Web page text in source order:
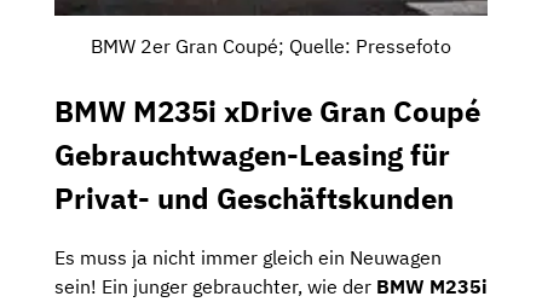
BMW 2er Gran Coupé; Quelle: Pressefoto
BMW M235i xDrive Gran Coupé
Gebrauchtwagen-Leasing für
Privat- und Geschäftskunden
Es muss ja nicht immer gleich ein Neuwagen
sein! Ein junger gebrauchter, wie der BMW M235i